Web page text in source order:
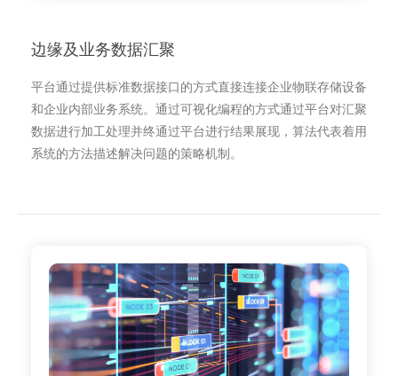
边缘及业务数据汇聚
平台通过提供标准数据接口的方式直接连接企业物联存储设备
和企业内部业务系统。通过可视化编程的方式通过平台对汇聚
数据进行加工处理并终通过平台进行结果展现，算法代表着用
系统的方法描述解决问题的策略机制。